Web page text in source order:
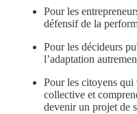
Pour les
défensif de la
Pour les décideurs
l’adaptation
Pour les citoyens qui
collective et
devenir un projet de